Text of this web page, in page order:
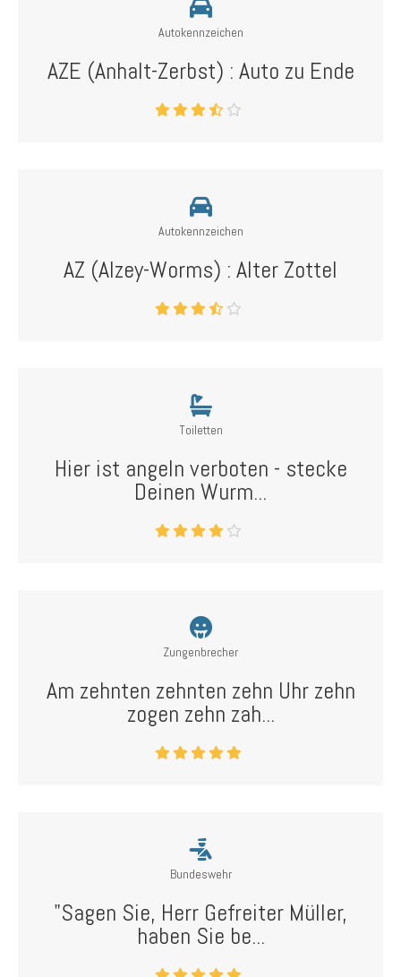
Autokennzeichen
AZE (Anhalt-Zerbst) : Auto zu Ende
Autokennzeichen
AZ (Alzey-Worms) : Alter Zottel
Toiletten
Hier ist angeln verboten - stecke
Deinen Wurm...
Zungenbrecher
Am zehnten zehnten zehn Uhr zehn
zogen zehn zah...
Bundeswehr
"Sagen Sie, Herr Gefreiter Müller,
haben Sie be...